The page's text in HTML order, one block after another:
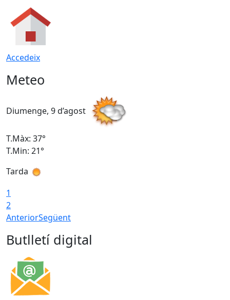
Accedeix
Meteo
Diumenge, 9 d’agost
T.Màx: 37°
T.Min: 21°
Tarda
1
2
AnteriorSegüent
Butlletí digital